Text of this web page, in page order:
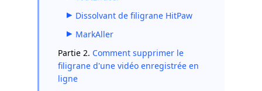
Dissolvant de filigrane HitPaw
MarkAller
Partie 2. Comment supprimer le
filigrane d'une vidéo enregistrée en
ligne